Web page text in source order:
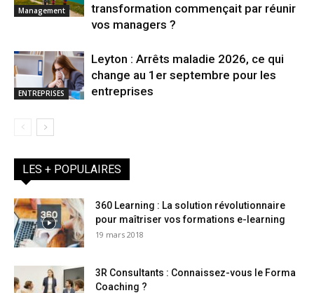
Management
transformation commençait par réunir
vos managers ?
ENTREPRISES
Leyton : Arrêts maladie 2026, ce qui
change au 1er septembre pour les
entreprises
LES + POPULAIRES
360 Learning : La solution révolutionnaire
pour maîtriser vos formations e-learning
19 mars 2018
3R Consultants : Connaissez-vous le Forma
Coaching ?